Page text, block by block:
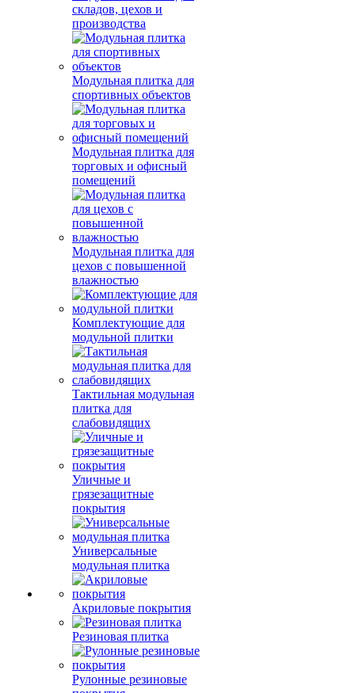
складов, цехов и
производства
Модульная плитка для
спортивных объектов
Модульная плитка для
торговых и офисный
помещений
Модульная плитка для
цехов с повышенной
влажностью
Комплектующие для
модульной плитки
Тактильная модульная
плитка для
слабовидящих
Уличные и
грязезащитные
покрытия
Универсальные
модульная плитка
Акриловые покрытия
Резиновая плитка
Рулонные резиновые